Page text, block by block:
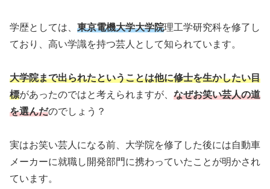
学歴としては、 東京電機大学大学院理工学研究科を修了し
ており、高い学識を持つ芸人として知られています。
大学院まで出られたということは他に修士を生かしたい目
標があったのではと考えられますが、 なぜお笑い芸人の道
を選んだのでしょう？
実はお笑い芸人になる前、大学院を修了した後には自動車
メーカーに就職し開発部門に携わっていたことが明かされ
ています。